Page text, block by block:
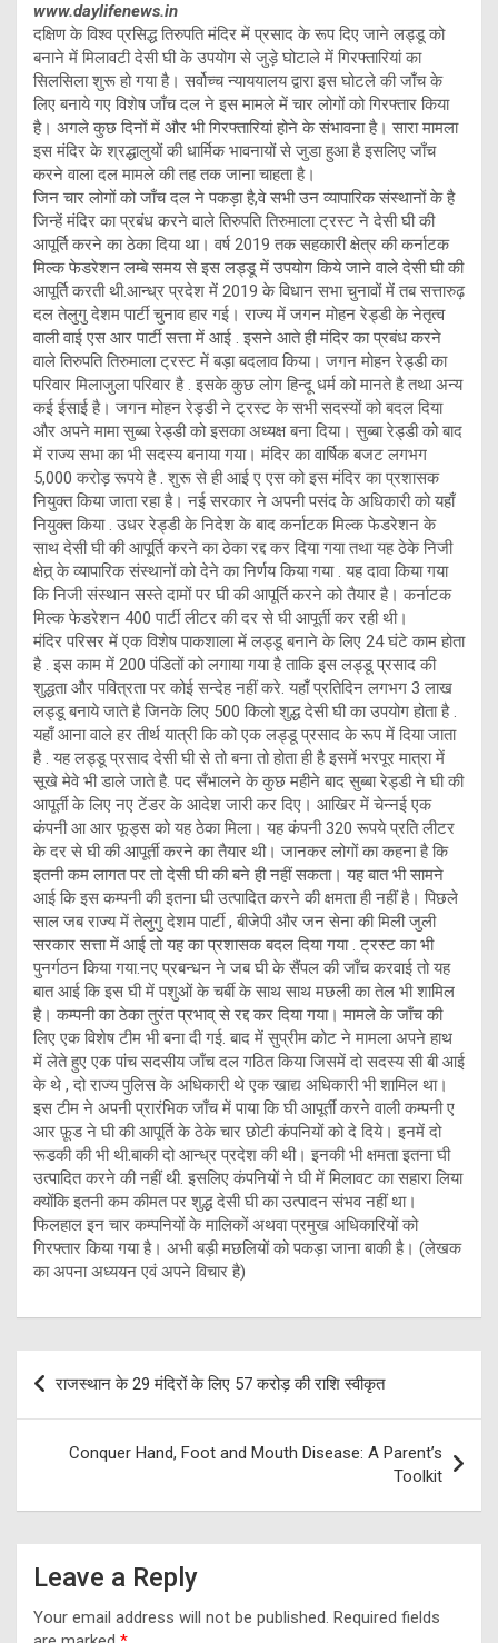
www.daylifenews.in
दक्षिण के विश्व प्रसिद्ध तिरुपति मंदिर में प्रसाद के रूप दिए जाने लड्डू को
बनाने में मिलावटी देसी घी के उपयोग से जुड़े घोटाले में गिरफ्तारियां का
सिलसिला शुरू हो गया है। सर्वोच्च न्याययालय द्वारा इस घोटले की जाँच के
लिए बनाये गए विशेष जाँच दल ने इस मामले में चार लोगों को गिरफ्तार किया
है। अगले कुछ दिनों में और भी गिरफ्तारियां होने के संभावना है। सारा मामला
इस मंदिर के श्रद्धालुयों की धार्मिक भावनायों से जुडा हुआ है इसलिए जाँच
करने वाला दल मामले की तह तक जाना चाहता है।
जिन चार लोगों को जाँच दल ने पकड़ा है,वे सभी उन व्यापारिक संस्थानों के है
जिन्हें मंदिर का प्रबंध करने वाले तिरुपति तिरुमाला ट्रस्ट ने देसी घी की
आपूर्ति करने का ठेका दिया था। वर्ष 2019 तक सहकारी क्षेत्र की कर्नाटक
मिल्क फेडरेशन लम्बे समय से इस लड्डू में उपयोग किये जाने वाले देसी घी की
आपूर्ति करती थी.आन्ध्र प्रदेश में 2019 के विधान सभा चुनावों में तब सत्तारुढ़
दल तेलुगु देशम पार्टी चुनाव हार गई। राज्य में जगन मोहन रेड्डी के नेतृत्व
वाली वाई एस आर पार्टी सत्ता में आई . इसने आते ही मंदिर का प्रबंध करने
वाले तिरुपति तिरुमाला ट्रस्ट में बड़ा बदलाव किया। जगन मोहन रेड्डी का
परिवार मिलाजुला परिवार है . इसके कुछ लोग हिन्दू धर्म को मानते है तथा अन्य
कई ईसाई है। जगन मोहन रेड्डी ने ट्रस्ट के सभी सदस्यों को बदल दिया
और अपने मामा सुब्बा रेड्डी को इसका अध्यक्ष बना दिया। सुब्बा रेड्डी को बाद
में राज्य सभा का भी सदस्य बनाया गया। मंदिर का वार्षिक बजट लगभग
5,000 करोड़ रूपये है . शुरू से ही आई ए एस को इस मंदिर का प्रशासक
नियुक्त किया जाता रहा है। नई सरकार ने अपनी पसंद के अधिकारी को यहाँ
नियुक्त किया . उधर रेड्डी के निदेश के बाद कर्नाटक मिल्क फेडरेशन के
साथ देसी घी की आपूर्ति करने का ठेका रद्द कर दिया गया तथा यह ठेके निजी
क्षेत्र् के व्यापारिक संस्थानों को देने का निर्णय किया गया . यह दावा किया गया
कि निजी संस्थान सस्ते दामों पर घी की आपूर्ति करने को तैयार है। कर्नाटक
मिल्क फेडरेशन 400 पार्टी लीटर की दर से घी आपूर्ती कर रही थी।
मंदिर परिसर में एक विशेष पाकशाला में लड्डू बनाने के लिए 24 घंटे काम होता
है . इस काम में 200 पंडितों को लगाया गया है ताकि इस लड्डू प्रसाद की
शुद्धता और पवित्रता पर कोई सन्देह नहीं करे. यहाँ प्रतिदिन लगभग 3 लाख
लड्डू बनाये जाते है जिनके लिए 500 किलो शुद्ध देसी घी का उपयोग होता है .
यहाँ आना वाले हर तीर्थ यात्री कि को एक लड्डू प्रसाद के रूप में दिया जाता
है . यह लड्डू प्रसाद देसी घी से तो बना तो होता ही है इसमें भरपूर मात्रा में
सूखे मेवे भी डाले जाते है. पद सँभालने के कुछ महीने बाद सुब्बा रेड्डी ने घी की
आपूर्ती के लिए नए टेंडर के आदेश जारी कर दिए। आखिर में चेन्नई एक
कंपनी आ आर फूड्स को यह ठेका मिला। यह कंपनी 320 रूपये प्रति लीटर
के दर से घी की आपूर्ती करने का तैयार थी। जानकर लोगों का कहना है कि
इतनी कम लागत पर तो देसी घी की बने ही नहीं सकता। यह बात भी सामने
आई कि इस कम्पनी की इतना घी उत्पादित करने की क्षमता ही नहीं है। पिछले
साल जब राज्य में तेलुगु देशम पार्टी , बीजेपी और जन सेना की मिली जुली
सरकार सत्ता में आई तो यह का प्रशासक बदल दिया गया . ट्रस्ट का भी
पुनर्गठन किया गया.नए प्रबन्धन ने जब घी के सैंपल की जाँच करवाई तो यह
बात आई कि इस घी में पशुओं के चर्बी के साथ साथ मछली का तेल भी शामिल
है। कम्पनी का ठेका तुरंत प्रभाव् से रद्द कर दिया गया। मामले के जाँच की
लिए एक विशेष टीम भी बना दी गई. बाद में सुप्रीम कोट ने मामला अपने हाथ
में लेते हुए एक पांच सदसीय जाँच दल गठित किया जिसमें दो सदस्य सी बी आई
के थे , दो राज्य पुलिस के अधिकारी थे एक खाद्य अधिकारी भी शामिल था।
इस टीम ने अपनी प्रारंभिक जाँच में पाया कि घी आपूर्तीं करने वाली कम्पनी ए
आर फ़ूड ने घी की आपूर्ति के ठेके चार छोटी कंपनियों को दे दिये। इनमें दो
रूडकी की भी थी.बाकी दो आन्ध्र प्रदेश की थी। इनकी भी क्षमता इतना घी
उत्पादित करने की नहीं थी. इसलिए कंपनियों ने घी में मिलावट का सहारा लिया
क्योंकि इतनी कम कीमत पर शुद्ध देसी घी का उत्पादन संभव नहीं था।
फिलहाल इन चार कम्पनियों के मालिकों अथवा प्रमुख अधिकारियों को
गिरफ्तार किया गया है। अभी बड़ी मछलियों को पकड़ा जाना बाकी है। (लेखक
का अपना अध्ययन एवं अपने विचार है)
Post
navigation
राजस्थान के 29 मंदिरों के लिए 57 करोड़ की राशि स्वीकृत
Conquer Hand, Foot and Mouth Disease: A Parent’s
Toolkit
Leave a Reply
Your email address will not be published. Required fields